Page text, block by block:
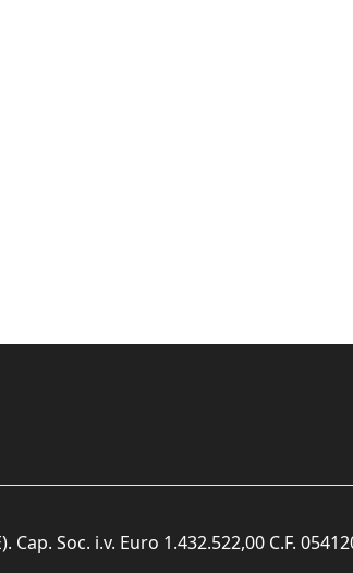
Soc. i.v. Euro 1.432.522,00 C.F.